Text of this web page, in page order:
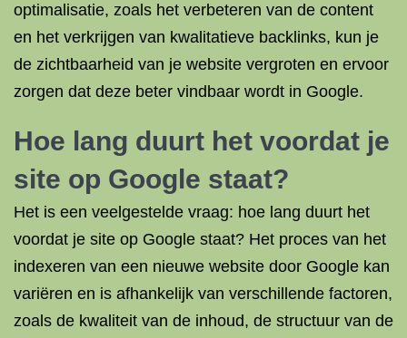
optimalisatie, zoals het verbeteren van de content
en het verkrijgen van kwalitatieve backlinks, kun je
de zichtbaarheid van je website vergroten en ervoor
zorgen dat deze beter vindbaar wordt in Google.
Hoe lang duurt het voordat je
site op Google staat?
Het is een veelgestelde vraag: hoe lang duurt het
voordat je site op Google staat? Het proces van het
indexeren van een nieuwe website door Google kan
variëren en is afhankelijk van verschillende factoren,
zoals de kwaliteit van de inhoud, de structuur van de